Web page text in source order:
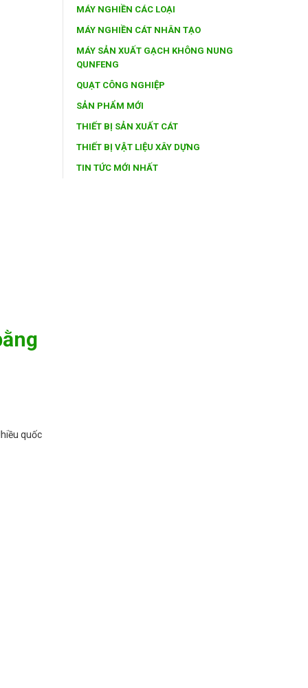
quốc
MÁY NGHIỀN CÁC LOẠI
MÁY NGHIỀN CÁT NHÂN TẠO
MÁY SẢN XUẤT GẠCH KHÔNG NUNG
QUNFENG
QUẠT CÔNG NGHIỆP
SẢN PHẨM MỚI
THIẾT BỊ SẢN XUẤT CÁT
THIẾT BỊ VẬT LIỆU XÂY DỰNG
TIN TỨC MỚI NHẤT